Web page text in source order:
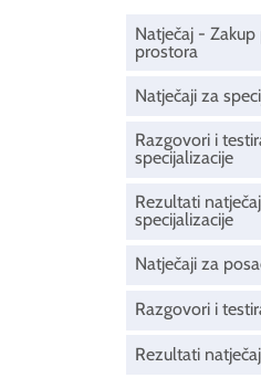
Natječaj -
prostora
Natječaji za
Razgovori i
specijalizacije
Rezultati
specijalizacije
Natječaji za
Razgovori i
Rezultati